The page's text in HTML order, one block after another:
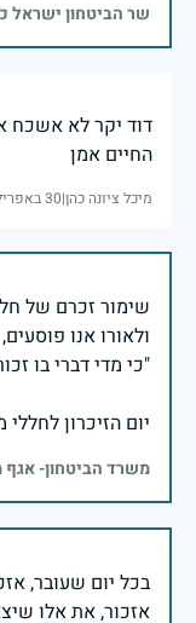
שר הביטחון ישראל
דוד יקר לא אשכח
החיים אמן
מיכל ציונה כהן|30 באפריל 2025
שימור זכרם של
יום הזיכרון לחללי
משרד הביטחון-
אזכור, את אלו